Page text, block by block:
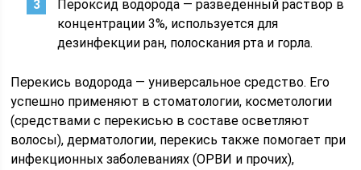
Пероксид водорода — разведенный раствор в
концентрации 3%, используется для
дезинфекции ран, полоскания рта и горла.
Перекись водорода — универсальное средство. Его
успешно применяют в стоматологии, косметологии
(средствами с перекисью в составе осветляют
волосы), дерматологии, перекись также помогает при
инфекционных заболеваниях (ОРВИ и прочих),